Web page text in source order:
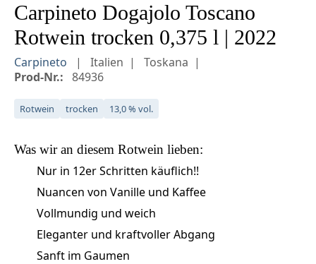
Carpineto Dogajolo Toscano
Rotwein trocken 0,375 l | 2022
Carpineto Italien
Toskana
Prod-Nr.: 84936
Rotwein trocken 13,0 % vol.
Was wir an diesem Rotwein lieben:
Nur in 12er Schritten käuflich!!
Nuancen von Vanille und Kaffee
Vollmundig und weich
Eleganter und kraftvoller Abgang
Sanft im Gaumen